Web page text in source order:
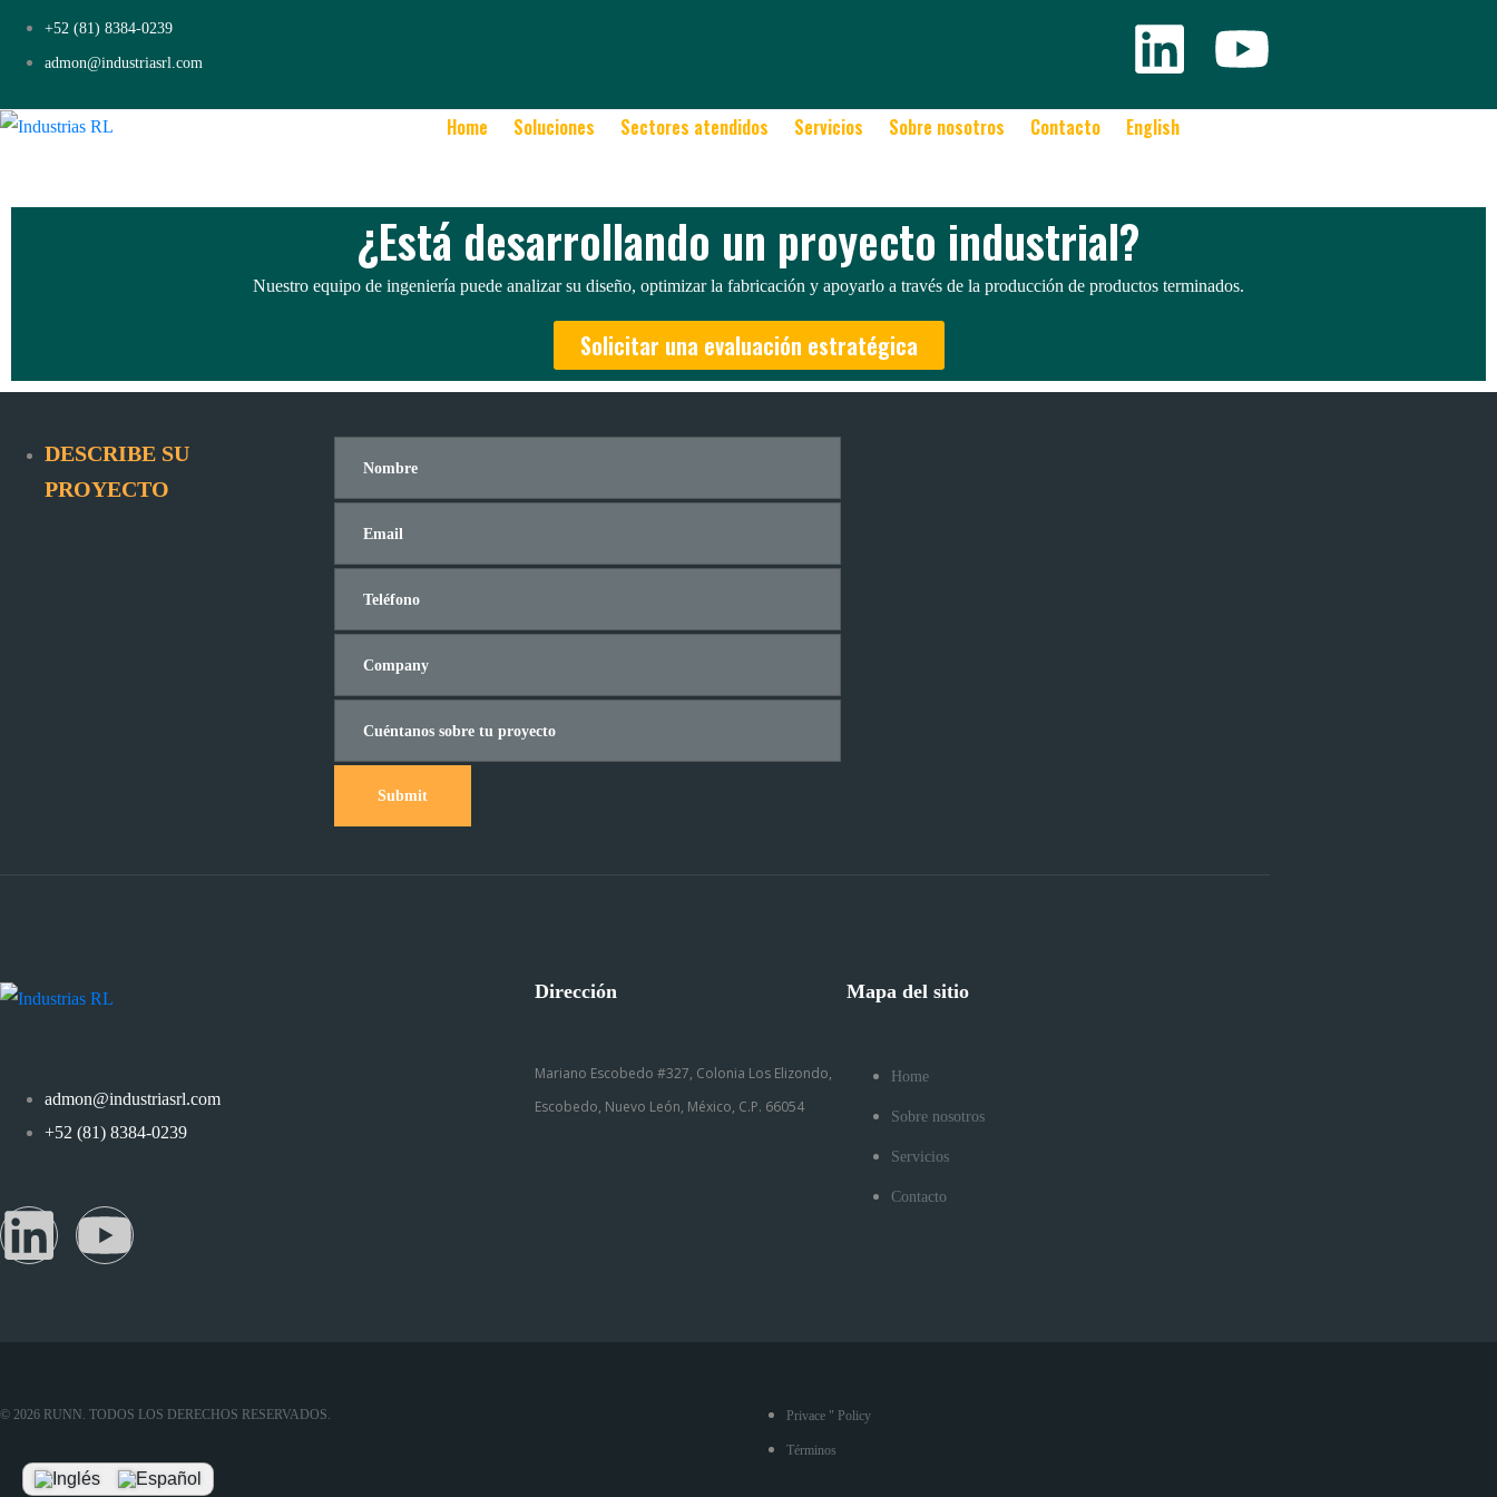
+52 (81) 8384-0239
admon@industriasrl.com
Home Soluciones Sectores atendidos Servicios Sobre nosotros Contacto English
Control de calidad
¿Está desarrollando un proyecto industrial?
Nuestro equipo de ingeniería puede analizar su diseño, optimizar la fabricación y apoyarlo a través de la producción de productos terminados.
Solicitar una evaluación estratégica
DESCRIBE SU
PROYECTO
Submit
admon@industriasrl.com
+52 (81) 8384-0239
Dirección
Mariano Escobedo #327, Colonia Los Elizondo,
Escobedo, Nuevo León, México, C.P. 66054
Mapa del sitio
Home
Sobre nosotros
Servicios
Contacto
© 2026 RUNN. TODOS LOS DERECHOS RESERVADOS. Privace " Policy
Términos